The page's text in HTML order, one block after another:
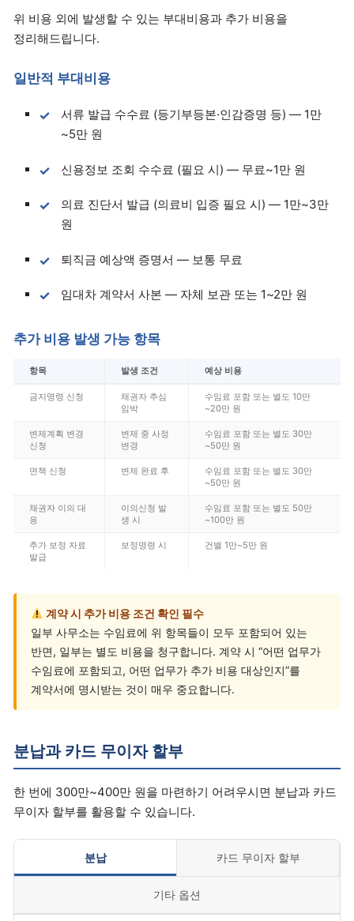
위 비용 외에 발생할 수 있는 부대비용과 추가 비용을
정리해드립니다.
일반적 부대비용
서류 발급 수수료 (등기부등본·인감증명 등) — 1만
~5만 원
신용정보 조회 수수료 (필요 시) — 무료~1만 원
의료 진단서 발급 (의료비 입증 필요 시) — 1만~3만
원
퇴직금 예상액 증명서 — 보통 무료
임대차 계약서 사본 — 자체 보관 또는 1~2만 원
추가 비용 발생 가능 항목
항목 발생 조건 예상 비용
금지명령 신청
채권자 추심
임박
수임료 포함 또는 별도 10만
~20만 원
변제계획 변경
신청
변제 중 사정
변경
수임료 포함 또는 별도 30만
~50만 원
면책 신청 변제 완료 후
수임료 포함 또는 별도 30만
~50만 원
채권자 이의 대
응
이의신청 발
생 시
수임료 포함 또는 별도 50만
~100만 원
추가 보정 자료
발급
보정명령 시 건별 1만~5만 원
계약 시 추가 비용 조건 확인 필수
일부 사무소는 수임료에 위 항목들이 모두 포함되어 있는
반면, 일부는 별도 비용을 청구합니다. 계약 시 “어떤 업무가
수임료에 포함되고, 어떤 업무가 추가 비용 대상인지”를
계약서에 명시받는 것이 매우 중요합니다.
분납과 카드 무이자 할부
한 번에 300만~400만 원을 마련하기 어려우시면 분납과 카드
무이자 할부를 활용할 수 있습니다.
분납 카드 무이자 할부
기타 옵션